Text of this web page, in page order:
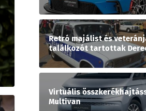
Retró majálist és
találkozót tartottak
Virtuális
Multivan